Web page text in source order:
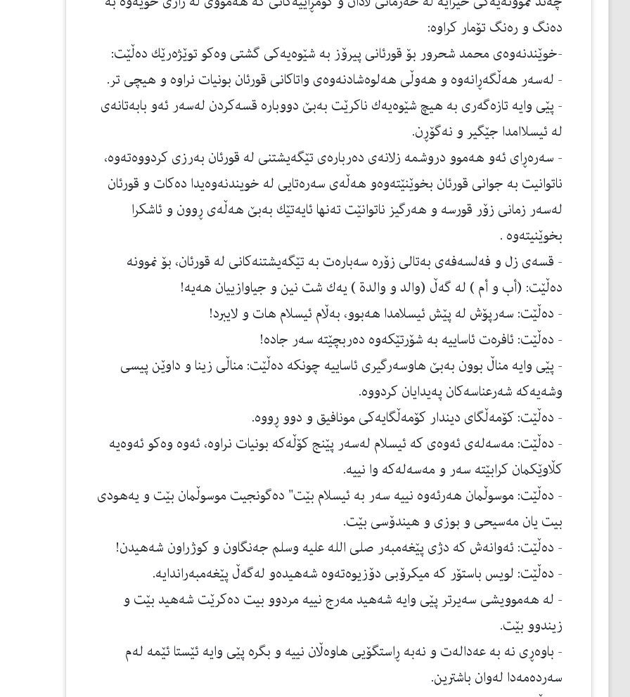
ده‌نگ و ره‌نگ تۆمار كراوه‌:
-خوێندنه‌وه‌ی محمد شحرور بۆ قورئانی پیرۆز به‌ شێوه‌یه‌كی گشتی وه‌كو توێژه‌رێك ده‌ڵێت:
- له‌سه‌ر هه‌ڵگه‌ڕانه‌وه‌ و هه‌وڵی هه‌لوه‌شادنه‌وه‌ی واتاكانی قورئان بونیات نراوه‌ و هیچی تر.
- پێی وایه‌ تازەگه‌ری به‌ هیچ شێوه‌یه‌ك ناكرێت به‌بێ دووباره‌ قسه‌كردن له‌سه‌ر ئه‌و بابه‌تانه‌ی
له‌ ئیسلاامدا جێگیر و نه‌گۆڕن.
- سه‌ره‌ڕای ئه‌و هه‌موو دروشمه‌ زلانه‌ی ده‌رباره‌ی تێگه‌یشتنی له‌ قورئان به‌رزی كردووه‌ته‌وه‌،
ناتوانیت به‌ جوانی قورئان بخوێنێته‌وه‌و هه‌ڵه‌ی سه‌ره‌تایی له‌ خویندنه‌وه‌یدا ده‌كات و قورئان
لەسەر زمانی زۆر قورسە و هەرگیز ناتوانێت تەنها ئایەتێك بەبێ هەڵەی ڕوون و ئاشكرا
بخوێنیتەوە .
- قسه‌ی زل و فه‌لسه‌فه‌ی به‌تالی زۆره‌ سه‌باره‌ت به‌ تێگه‌یشتنه‌كانی له‌ قورئان، بۆ نموونه‌
ده‌ڵێت: (أب و أم ) له‌ گه‌ڵ (والد و والدة ) یه‌ك شت نین و جیاوازییان هه‌یه‌!
- ده‌ڵێت: سه‌رپۆش له‌ پێش ئیسلامدا هه‌بوو، به‌ڵام ئیسلام هات و لایبرد!
- ده‌ڵێت: ئافره‌ت ئاساییه‌ به‌ شۆرتێكه‌وه‌ ده‌ربچێته‌ سه‌ر جاده‌!
- پێی وایه‌ مناڵ بوون به‌بێ هاوسه‌رگیری ئاساییه‌ چونكه‌ ده‌ڵێت: مناڵی زینا و داوێن پیسی
وشه‌یه‌كه‌ شه‌رعناسه‌كان په‌یدایان كردووه‌.
- ده‌ڵێت: كۆمه‌ڵگای دیندار كۆمه‌ڵگایه‌كی مونافیق و دوو ڕووه‌.
- ده‌ڵێت: مه‌سه‌له‌ی ئه‌وه‌ی كه‌ ئیسلام له‌سه‌ر پێنج كۆڵه‌كه‌ بونیات نراوه‌، ئه‌وه‌ وه‌كو ئه‌وه‌یه‌
كڵاوێكمان كرابێته‌ سه‌ر و مه‌سه‌له‌كه‌ وا نییه‌.
- ده‌ڵێت: موسوڵمان هه‌رئه‌وه‌ نییه‌ سه‌ر به‌ ئیسلام بێت" ده‌گونجیت موسوڵمان بێت و یه‌هودی
بیت یان مه‌سیحی و بوزی و هیندۆسی بێت.
- ده‌ڵێت: ئه‌وانه‌ش كه‌ دژی پێغه‌مبه‌ر صلی الله علیه وسلم جه‌نگاون و كوژراون شه‌هیدن!
- ده‌ڵێت: لویس باستۆر كه‌ میكرۆبی دۆزیوه‌ته‌وه‌ شه‌هیده‌و له‌گه‌ڵ پێغه‌مبه‌راندایه‌.
- له‌ هه‌موویشی سه‌یرتر پێی وایه‌ شه‌هید مه‌رج نییه‌ مردوو بیت ده‌كرێت شه‌هید بێت و
زیندوو بێت.
- باوه‌ڕی نه‌ به‌ عه‌داله‌ت و نه‌به‌ ڕاستگۆیی هاوه‌ڵان نییه‌ و بگره‌ پێی وایه‌ ئێستا ئێمه‌ له‌م
سه‌رده‌مه‌دا له‌وان باشترین.